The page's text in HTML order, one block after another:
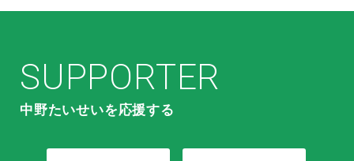
SUPPORTER
中野たいせいを応援する